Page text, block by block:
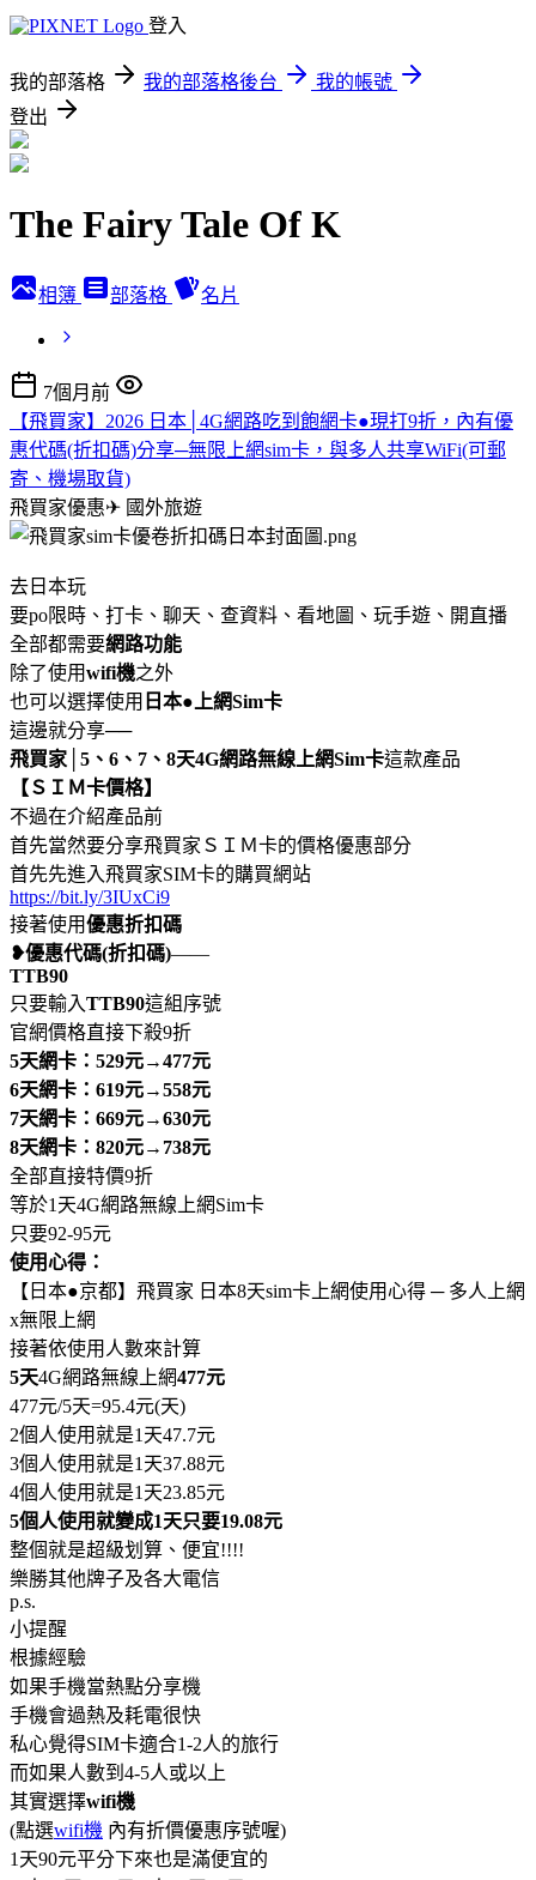
登入
我的部落格 我的部落格後台
我的帳號
登出
The Fairy Tale Of K
相簿 部落格 名片
7個月前
【飛買家】2026 日本│4G網路吃到飽網卡●現打9折，內有優
惠代碼(折扣碼)分享─無限上網sim卡，與多人共享WiFi(可郵
寄、機場取貨)
飛買家優惠✈ 國外旅遊
去日本玩
要po限時、打卡、聊天、查資料、看地圖、玩手遊、開直播
全部都需要網路功能
除了使用wifi機之外
也可以選擇使用 日本●上網Sim卡
這邊就分享──
飛買家│5、6、7、8天4G網路無線上網Sim卡這款產品
【ＳＩＭ卡價格】
不過在介紹產品前
首先當然要分享飛買家ＳＩＭ卡的價格優惠部分
首先先進入飛買家SIM卡的購買網站
https://bit.ly/3IUxCi9
接著使用優惠折扣碼
❥優惠代碼(折扣碼)——
TTB90
只要輸入TTB90這組序號
官網價格直接下殺9折
5天網卡：529元→477元
6天網卡：619元→558元
7天網卡：669元→630元
8天網卡：820元→738元
全部直接特價9折
等於1天4G網路無線上網Sim卡
只要92-95元
使用心得：
【日本●京都】飛買家 日本8天sim卡上網使用心得 ─ 多人上網
x無限上網
接著依使用人數來計算
5天4G網路無線上網477元
477元/5天=95.4元(天)
2個人使用就是1天47.7元
3個人使用就是1天37.88元
4個人使用就是1天23.85元
5個人使用就變成1天只要19.08元
整個就是超級划算、便宜!!!!
樂勝其他牌子及各大電信
p.s.
小提醒
根據經驗
如果手機當熱點分享機
手機會過熱及耗電很快
私心覺得SIM卡適合1-2人的旅行
而如果人數到4-5人或以上
其實選擇wifi機
(點選wifi機 內有折價優惠序號喔)
1天90元平分下來也是滿便宜的